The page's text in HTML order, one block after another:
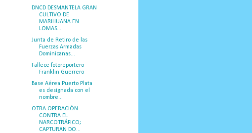
DNCD DESMANTELA GRAN
CULTIVO DE
MARIHUANA EN
LOMAS...
Junta de Retiro de las
Fuerzas Armadas
Dominicanas...
Fallece fotoreportero
Franklin Guerrero
Base Aérea Puerto Plata
es designada con el
nombre...
OTRA OPERACIÓN
CONTRA EL
NARCOTRÁFICO;
CAPTURAN DO...